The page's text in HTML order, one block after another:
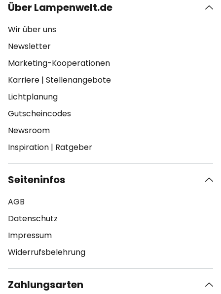
Über Lampenwelt.de
Wir über uns
Newsletter
Marketing-Kooperationen
Karriere | Stellenangebote
Lichtplanung
Gutscheincodes
Newsroom
Inspiration | Ratgeber
Seiteninfos
AGB
Datenschutz
Impressum
Widerrufsbelehrung
Zahlungsarten